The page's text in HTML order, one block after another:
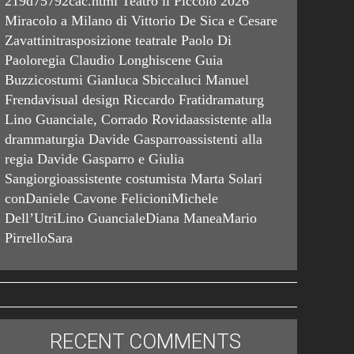
Miracolo a Milano di Vittorio De Sica e Cesare
Zavattinitrasposizione teatrale Paolo Di
Paoloregia Claudio Longhiscene Guia
Buzzicostumi Gianluca Sbiccaluci Manuel
Frendavisual design Riccardo Fratidramaturg
Lino Guanciale, Corrado Rovidaassistente alla
drammaturgia Davide Gasparroassistenti alla
regia Davide Gasparro e Giulia
Sangiorgioassistente costumista Marta Solari
conDaniele Cavone FelicioniMichele
Dell’UtriLino GuancialeDiana ManeaMario
PirrelloSara
RECENT COMMENTS